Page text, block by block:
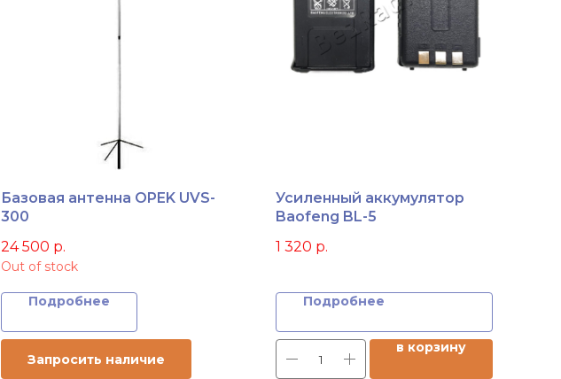
Базовая антенна OPEK UVS-
300
24 500 р.
Out of stock
Подробнее
Запросить наличие
Усиленный аккумулятор
Baofeng BL-5
1 320 р.
Подробнее
в корзину